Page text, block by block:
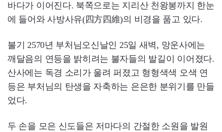
바다가 이어진다. 북쪽으로는 지리산 천왕봉까지 한눈
에 들어와 사방사유(四方四維)의 비경을 품고 있다.
불기 2570년 부처님오신날인 25일 새벽, 망운사에는
깨달음의 연등을 밝히려는 불자들의 발길이 이어졌다.
산사에는 독경 소리가 울려 퍼졌고 형형색색 오색 연
등은 부처님의 탄생을 자축하는 은은한 분위기를 만들
었다.
두 손을 모은 신도들은 저마다의 간절한 소원을 발원